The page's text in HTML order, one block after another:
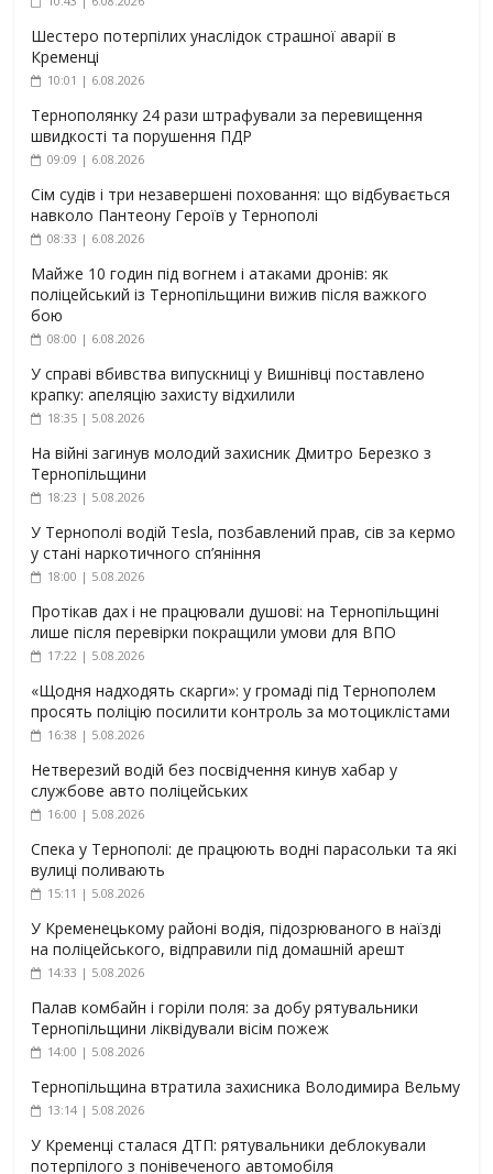
Шестеро потерпілих унаслідок страшної аварії в
Кременці
10:01 | 6.08.2026
Тернополянку 24 рази штрафували за перевищення
швидкості та порушення ПДР
09:09 | 6.08.2026
Сім судів і три незавершені поховання: що відбувається
навколо Пантеону Героїв у Тернополі
08:33 | 6.08.2026
Майже 10 годин під вогнем і атаками дронів: як
поліцейський із Тернопільщини вижив після важкого
бою
08:00 | 6.08.2026
У справі вбивства випускниці у Вишнівці поставлено
крапку: апеляцію захисту відхилили
18:35 | 5.08.2026
На війні загинув молодий захисник Дмитро Березко з
Тернопільщини
18:23 | 5.08.2026
У Тернополі водій Tesla, позбавлений прав, сів за кермо
у стані наркотичного сп’яніння
18:00 | 5.08.2026
Протікав дах і не працювали душові: на Тернопільщині
лише після перевірки покращили умови для ВПО
17:22 | 5.08.2026
«Щодня надходять скарги»: у громаді під Тернополем
просять поліцію посилити контроль за мотоциклістами
16:38 | 5.08.2026
Нетверезий водій без посвідчення кинув хабар у
службове авто поліцейських
16:00 | 5.08.2026
Спека у Тернополі: де працюють водні парасольки та які
вулиці поливають
15:11 | 5.08.2026
У Кременецькому районі водія, підозрюваного в наїзді
на поліцейського, відправили під домашній арешт
14:33 | 5.08.2026
Палав комбайн і горіли поля: за добу рятувальники
Тернопільщини ліквідували вісім пожеж
14:00 | 5.08.2026
Тернопільщина втратила захисника Володимира Вельму
13:14 | 5.08.2026
У Кременці сталася ДТП: рятувальники деблокували
потерпілого з понівеченого автомобіля